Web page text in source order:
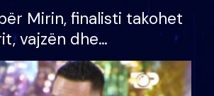
Mirin, finalisti takohet
vajzën dhe
S’kemi ndonjë letër
jo?